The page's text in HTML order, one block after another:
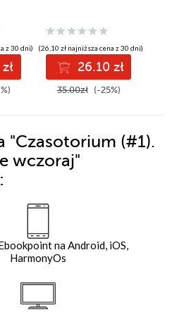
z 30 dni) (26,10 zł najniższa cena z 30 dni)
26.10 zł
35.00zł (-25%)
"Czasotorium (#1).
wczoraj"
na Android, iOS,
HarmonyOs